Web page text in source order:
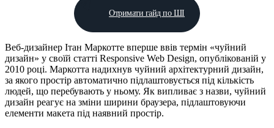
Отримати гайд по ШІ
Веб-дизайнер Ітан Маркотте вперше ввів термін «чуйний
дизайн» у своїй статті Responsive Web Design, опублікованій у
2010 році. Маркотта надихнув чуйний архітектурний дизайн,
за якого простір автоматично підлаштовується під кількість
людей, що перебувають у ньому. Як випливає з назви, чуйний
дизайн реагує на зміни ширини браузера, підлаштовуючи
елементи макета під наявний простір.